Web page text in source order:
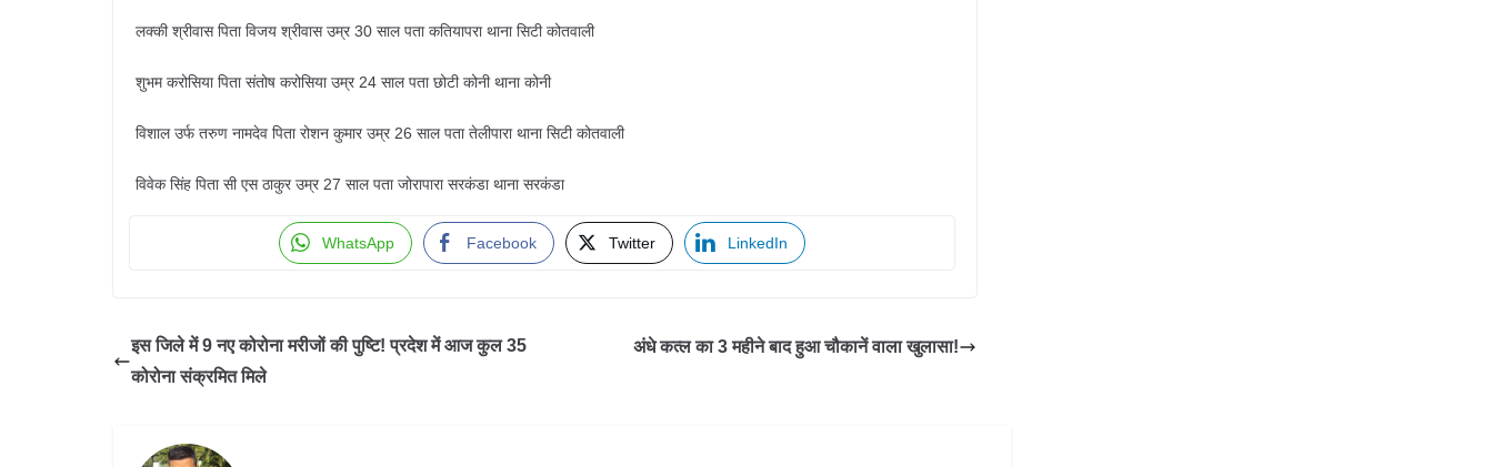
लक्की श्रीवास पिता विजय श्रीवास उम्र 30 साल पता कतियापरा थाना सिटी कोतवाली
शुभम करोसिया पिता संतोष करोसिया उम्र 24 साल पता छोटी कोनी थाना कोनी
विशाल उर्फ तरुण नामदेव पिता रोशन कुमार उम्र 26 साल पता तेलीपारा थाना सिटी कोतवाली
विवेक सिंह पिता सी एस ठाकुर उम्र 27 साल पता जोरापारा सरकंडा थाना सरकंडा
WhatsApp Facebook Twitter LinkedIn
इस जिले में 9 नए कोरोना मरीजों की पुष्टि! प्रदेश में आज कुल 35
कोरोना संक्रमित मिले
अंधे कत्ल का 3 महीने बाद हुआ चौकानें वाला खुलासा!